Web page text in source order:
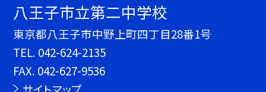
八王子市立第二中学校
東京都八王子市中野上町四丁目28番1号
TEL. 042-624-2135
FAX. 042-627-9536